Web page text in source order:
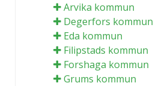
Arvika kommun
Degerfors kommun
Eda kommun
Filipstads kommun
Forshaga kommun
Grums kommun